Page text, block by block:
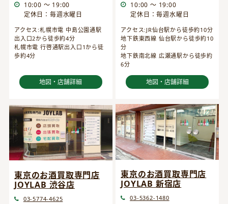
10:00 ～ 19:00
定休日：毎週水曜日
アクセス:札幌市電 中島公園通駅
出入口2から徒歩約4分
札幌市電 行啓通駅出入口1から徒
歩約4分
地図・店舗詳細
10:00 ～ 19:00
定休日：毎週水曜日
アクセス:JR仙台駅から徒歩約10分
地下鉄東西線 仙台駅から徒歩約10
分
地下鉄南北線 広瀬通駅から徒歩約
6分
地図・店舗詳細
東京のお酒買取専門店
JOYLAB 渋谷店
03-5774-4625
東京のお酒買取専門店
JOYLAB 新宿店
03-5362-1480